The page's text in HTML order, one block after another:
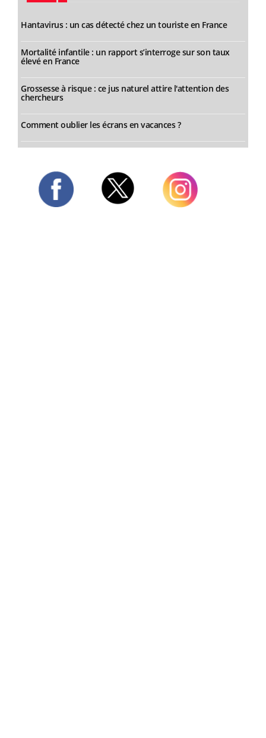
Hantavirus : un cas détecté chez un touriste en France
Mortalité infantile : un rapport s’interroge sur son taux
élevé en France
Grossesse à risque : ce jus naturel attire l'attention des
chercheurs
Comment oublier les écrans en vacances ?